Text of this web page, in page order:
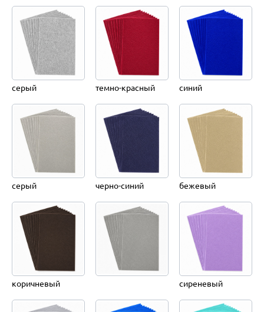
серый темно-красный синий
серый черно-синий бежевый
коричневый сиреневый